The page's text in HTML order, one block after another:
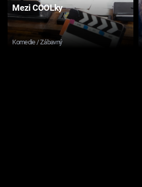
Mezi COOLky
Komedie / Zábavný